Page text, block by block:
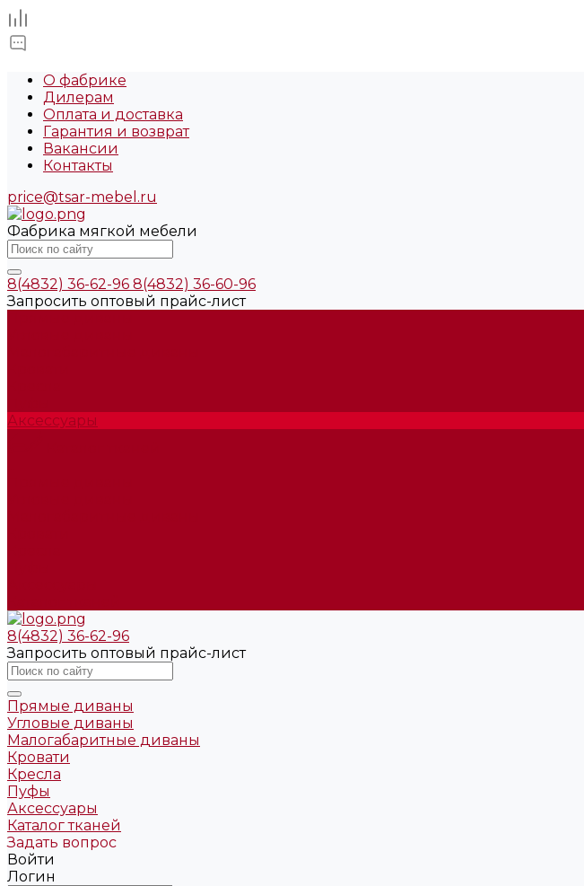
О фабрике
Дилерам
Оплата и доставка
Гарантия и возврат
Вакансии
Контакты
price@tsar-mebel.ru
Фабрика мягкой мебели
8(4832) 36-62-96 8(4832) 36-60-96
Запросить оптовый прайс-лист
Аксессуары
8(4832) 36-62-96
Запросить оптовый прайс-лист
Прямые диваны
Угловые диваны
Малогабаритные диваны
Кровати
Кресла
Пуфы
Аксессуары
Каталог тканей
Задать вопрос
Войти
Логин